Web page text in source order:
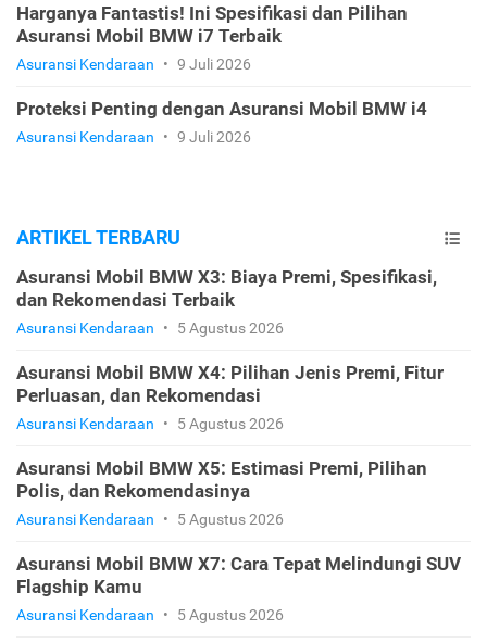
Harganya Fantastis! Ini Spesifikasi dan Pilihan
Asuransi Mobil BMW i7 Terbaik
Asuransi Kendaraan • 9 Juli 2026
Proteksi Penting dengan Asuransi Mobil BMW i4
Asuransi Kendaraan • 9 Juli 2026
ARTIKEL TERBARU
Asuransi Mobil BMW X3: Biaya Premi, Spesifikasi,
dan Rekomendasi Terbaik
Asuransi Kendaraan • 5 Agustus 2026
Asuransi Mobil BMW X4: Pilihan Jenis Premi, Fitur
Perluasan, dan Rekomendasi
Asuransi Kendaraan • 5 Agustus 2026
Asuransi Mobil BMW X5: Estimasi Premi, Pilihan
Polis, dan Rekomendasinya
Asuransi Kendaraan • 5 Agustus 2026
Asuransi Mobil BMW X7: Cara Tepat Melindungi SUV
Flagship Kamu
Asuransi Kendaraan • 5 Agustus 2026